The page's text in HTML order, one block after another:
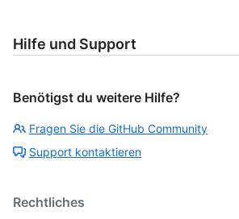
Hilfe und Support
Benötigst du weitere Hilfe?
Fragen Sie die GitHub Community
Support kontaktieren
Rechtliches